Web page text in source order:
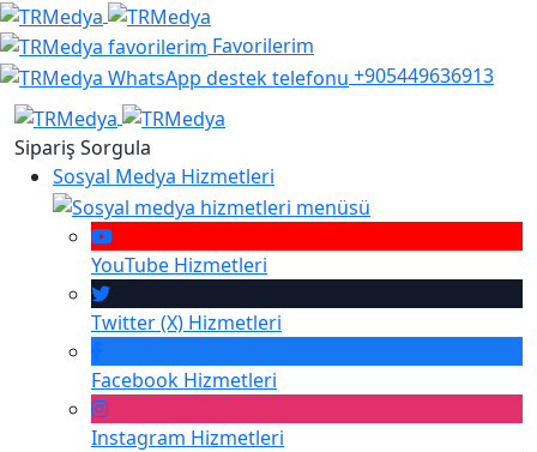
Favorilerim
+905449636913
Sipariş Sorgula
Sosyal Medya Hizmetleri
YouTube Hizmetleri
Twitter (X) Hizmetleri
Facebook Hizmetleri
Instagram Hizmetleri